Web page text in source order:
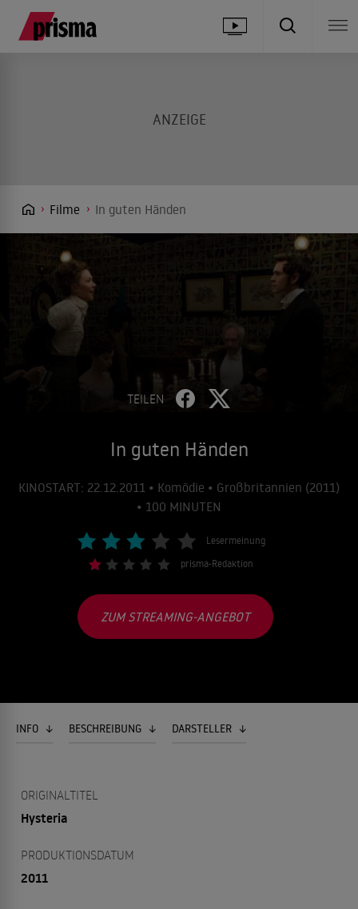
Filme In guten Händen
TEILEN
In guten Händen
KINOSTART: 22.12.2011 • Komödie • Großbritannien (2011)
• 100 MINUTEN
Lesermeinung
prisma-Redaktion
ZUM STREAMING-ANGEBOT
INFO BESCHREIBUNG DARSTELLER
ORIGINALTITEL
Hysteria
PRODUKTIONSDATUM
2011